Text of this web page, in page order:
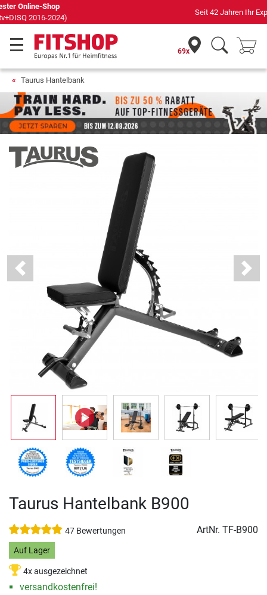
Seit 42 Jahren Ihr Experte für Heimfitness
69x
Taurus Hantelbank
Previous Next
Taurus Hantelbank B900
47 Bewertungen ArtNr. TF-B900
Auf Lager
4x ausgezeichnet
versandkostenfrei!